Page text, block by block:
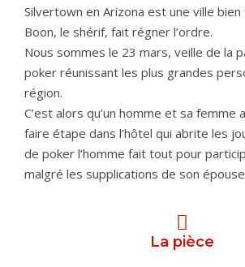
Silvertown en Arizona est une ville bien
Boon, le shérif, fait régner l’ordre.
Nous sommes le 23 mars, veille de la
poker réunissant les plus grandes
région.
C’est alors qu’un homme et sa femme
faire étape dans l’hôtel qui abrite les
de poker l’homme fait tout pour
malgré les supplications de son
La pièce